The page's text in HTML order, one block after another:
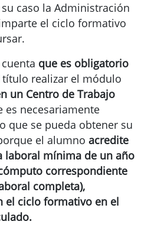
caso la Administración
el ciclo formativo
que es obligatorio
realizar el módulo
un Centro de Trabajo
es necesariamente
que se pueda obtener su
el alumno acredite
laboral mínima de un año
correspondiente
completa),
el ciclo formativo en el